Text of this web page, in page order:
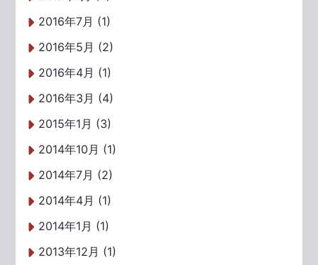
2016年7月 (1)
2016年5月 (2)
2016年4月 (1)
2016年3月 (4)
2015年1月 (3)
2014年10月 (1)
2014年7月 (2)
2014年4月 (1)
2014年1月 (1)
2013年12月 (1)